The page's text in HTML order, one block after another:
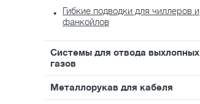
Гибкие подводки для чиллеров и
фанкойлов
Системы для отвода выхлопных
газов
Металлорукав для кабеля